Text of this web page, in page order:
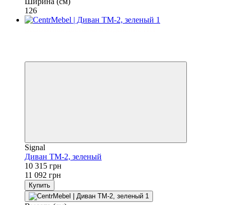
126
Signal
Диван TM-2, зеленый
10 315 грн
11 092 грн
Купить